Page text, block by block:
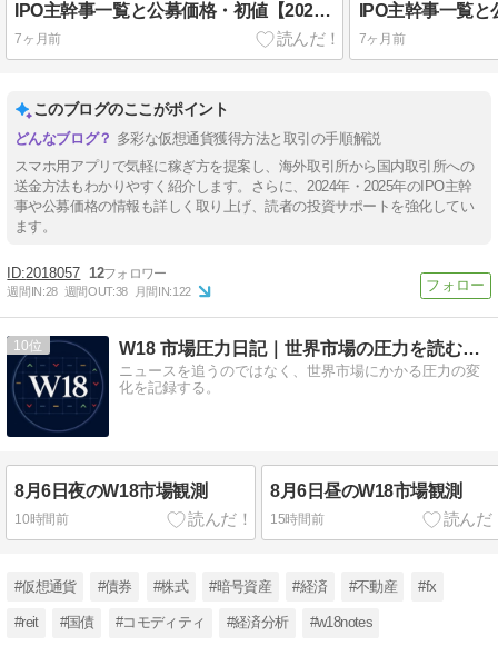
IPO主幹事一覧と公募価格・初値【2025年】
7ヶ月前 7ヶ月前
このブログのここがポイント
多彩な仮想通貨獲得方法と取引の手順解説
スマホ用アプリで気軽に稼ぎ方を提案し、海外取引所から国内取引所への
送金方法もわかりやすく紹介します。さらに、2024年・2025年のIPO主幹
事や公募価格の情報も詳しく取り上げ、読者の投資サポートを強化してい
ます。
2018057 12
週間IN:28 週間OUT:38 月間IN:122
10 W18 市場圧力日記｜世界市場の圧力を読む観測メモ
ニュースを追うのではなく、世界市場にかかる圧力の変
化を記録する。
8月6日夜のW18市場観測
10時間前
8月6日昼のW18市場観測
15時間前
#仮想通貨 #債券 #株式 #暗号資産 #経済 #不動産 #fx
#reit #国債 #コモディティ #経済分析 #w18notes